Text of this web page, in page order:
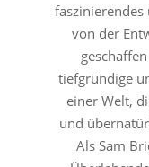
faszinierendes
von der
tiefgründige
einer Welt,
und
Als Sam